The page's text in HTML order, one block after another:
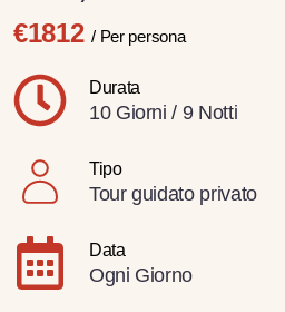
€1812/ Per persona
Durata
10 Giorni / 9 Notti
Tipo
Tour guidato privato
Data
Ogni Giorno